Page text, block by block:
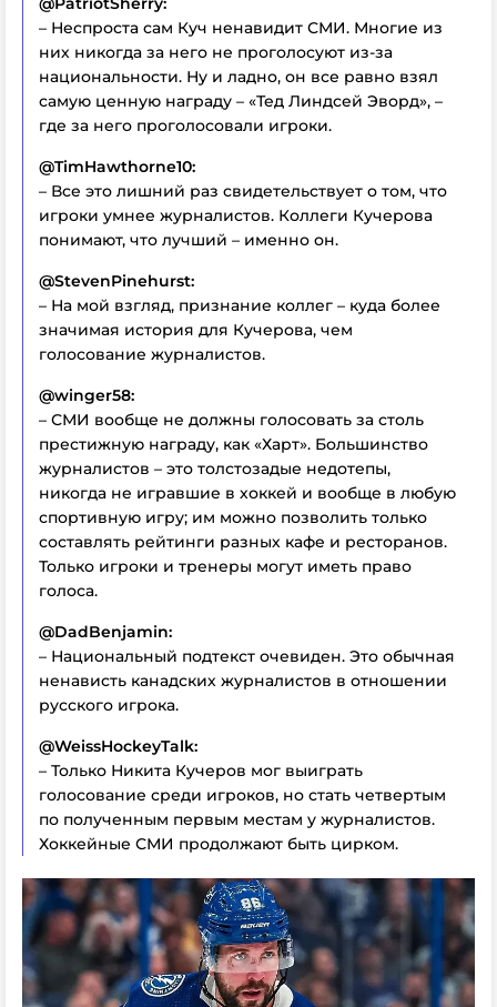
– Неспроста сам Куч ненавидит СМИ. Многие из
них никогда за него не проголосуют из-за
национальности. Ну и ладно, он все равно взял
самую ценную награду – «Тед Линдсей Эворд», –
где за него проголосовали игроки.
@TimHawthorne10:
– Все это лишний раз свидетельствует о том, что
игроки умнее журналистов. Коллеги Кучерова
понимают, что лучший – именно он.
@StevenPinehurst:
– На мой взгляд, признание коллег – куда более
значимая история для Кучерова, чем
голосование журналистов.
@winger58:
– СМИ вообще не должны голосовать за столь
престижную награду, как «Харт». Большинство
журналистов – это толстозадые недотепы,
никогда не игравшие в хоккей и вообще в любую
спортивную игру; им можно позволить только
составлять рейтинги разных кафе и ресторанов.
Только игроки и тренеры могут иметь право
голоса.
@DadBenjamin:
– Национальный подтекст очевиден. Это обычная
ненависть канадских журналистов в отношении
русского игрока.
@WeissHockeyTalk:
– Только Никита Кучеров мог выиграть
голосование среди игроков, но стать четвертым
по полученным первым местам у журналистов.
Хоккейные СМИ продолжают быть цирком.